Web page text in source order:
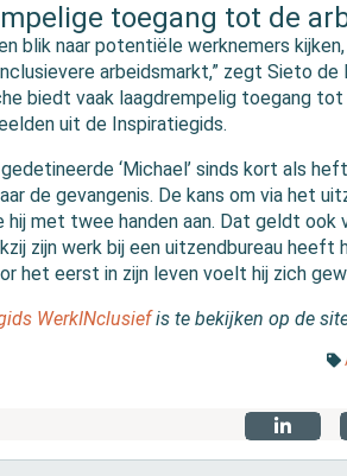
toegang tot de
blik naar potentiële werknemers
arbeidsmarkt,” zegt Sieto de
biedt vaak laagdrempelig toegang
uit de Inspiratiegids.
‘Michael’ sinds kort als
de gevangenis. De kans om via het
hij met twee handen aan. Dat geldt ook
zijn werk bij een uitzendbureau heeft
het eerst in zijn leven voelt hij zich
WerkINclusiefis te bekijken op de